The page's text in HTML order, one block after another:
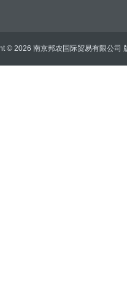
© 2026 南京邦农国际贸易有限公司